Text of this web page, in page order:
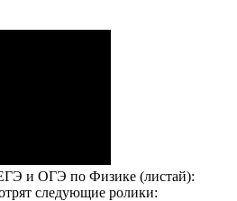
и ОГЭ по Физике (листай):
следующие ролики: